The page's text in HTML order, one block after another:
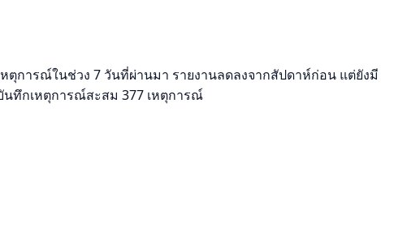
ตุการณ์ในช่วง 7 วันที่ผ่านมา รายงานลดลงจากสัปดาห์ก่อน แต่ยังมี
นทึกเหตุการณ์สะสม 377 เหตุการณ์